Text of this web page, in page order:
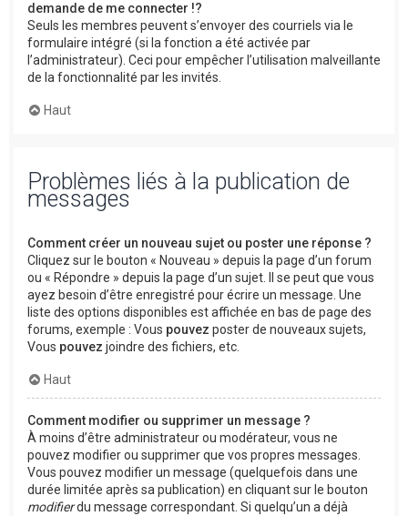
demande de me connecter !?
Seuls les membres peuvent s’envoyer des courriels via le
formulaire intégré (si la fonction a été activée par
l’administrateur). Ceci pour empêcher l’utilisation malveillante
de la fonctionnalité par les invités.
Haut
Problèmes liés à la publication de
messages
Comment créer un nouveau sujet ou poster une réponse ?
Cliquez sur le bouton « Nouveau » depuis la page d’un forum
ou « Répondre » depuis la page d’un sujet. Il se peut que vous
ayez besoin d’être enregistré pour écrire un message. Une
liste des options disponibles est affichée en bas de page des
forums, exemple : Vous pouvez poster de nouveaux sujets,
Vous pouvez joindre des fichiers, etc.
Haut
Comment modifier ou supprimer un message ?
À moins d’être administrateur ou modérateur, vous ne
pouvez modifier ou supprimer que vos propres messages.
Vous pouvez modifier un message (quelquefois dans une
durée limitée après sa publication) en cliquant sur le bouton
modifierdu message correspondant. Si quelqu’un a déjà